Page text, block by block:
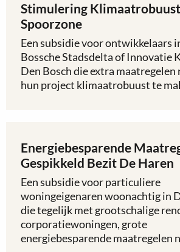
Stimulering
Spoorzone
Een subsidie voor ontwikkelaars
Bossche Stadsdelta of Innovatie
Den Bosch die extra maatregelen
hun project klimaatrobuust te
Lees
meer
over
Stimulering
Klimaatrobuuste
Spoorzone
Energiebesparende
Gespikkeld Bezit De Haren
Een subsidie voor particuliere
woningeigenaren woonachtig in
die tegelijk met grootschalige
corporatiewoningen, grote
energiebesparende maatregelen
Lees
meer
over
Energiebesparende
Maatregelen
Gespikkeld
Bezit